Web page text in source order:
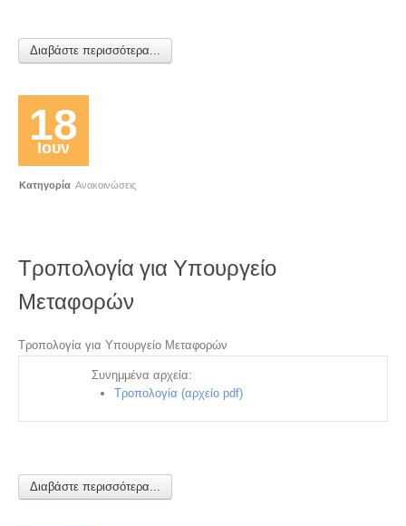
Διαβάστε περισσότερα...
18
Ιουν
Κατηγορία Ανακοινώσεις
Τροπολογία για Υπουργείο
Μεταφορών
Τροπολογία για Υπουργείο Μεταφορών
Συνημμένα αρχεία:
Τροπολογία (αρχείο pdf)
Διαβάστε περισσότερα...